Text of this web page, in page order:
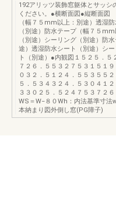
192アリッツ装飾窓躯体とサッシ
ください。●横断面図●縦断面
（幅７５mm以上：別途）透湿
（別途）防水テープ（幅７５
（別途）シーリング（別途）防
途）透湿防水シート（別途）シ
ト（別途）●内観図１５２５．５
７２６．５５３２７５３１５１
０３２．５１２４．５５３５５
５．５３４３２４．５３０４１
３３０２５．５２４７５３７２
WS＝W−８０Wh：内法基準寸法
本納まり図外倒し窓(PG障子)